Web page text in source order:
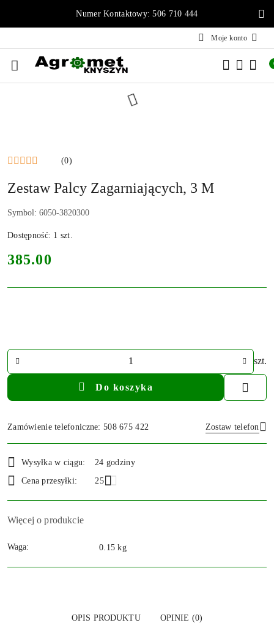
Przejdź do treści głównej
Przejdź do wyszukiwarki
Przejdź do moje konto
Przejdź do menu głównego
Przejdź do opisu produktu
Przejdź do stopkiNumer Kontaktowy: 506 710 444
Moje konto
(0)
Zestaw Palcy Zagarniających, 3 M
Symbol: 6050-3820300
Dostępność: 1 szt.
cena:
385.00
Ilość
szt.
Do koszyka
Zamówienie telefoniczne: 508 675 422 Zostaw telefon
i
dostawa
Wysyłka w ciągu:
24 godziny
Cena przesyłki:
25
Więcej o produkcie
Waga: 0.15 kg
OPIS PRODUKTU OPINIE (0)